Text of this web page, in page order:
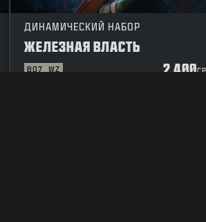
ДИНАМИЧЕСКИЙ НАБОР
ЖЕЛЕЗНАЯ ВЛАСТЬ
BO7 WZ 2 400CP